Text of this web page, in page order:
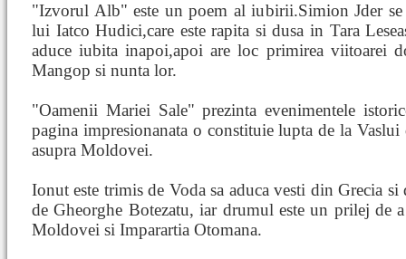
"Izvorul Alb" este un poem al iubirii.Simion Jder se
lui Iatco Hudici,care este rapita si dusa in Tara
aduce iubita inapoi,apoi are loc primirea viitoarei
Mangop si nunta lor.
"Oamenii Mariei Sale" prezinta evenimentele
pagina impresionanata o constituie lupta de la
asupra Moldovei.
Ionut este trimis de Voda sa aduca vesti din Grecia
de Gheorghe Botezatu, iar drumul este un prilej de
Moldovei si Imparartia Otomana.